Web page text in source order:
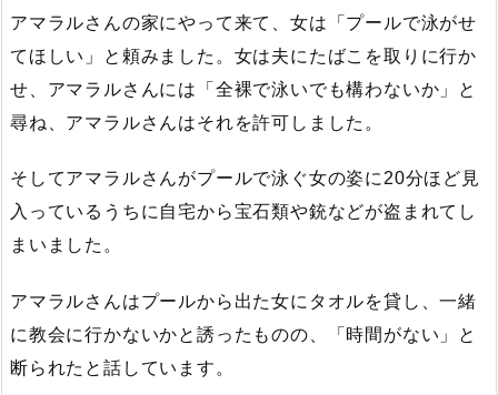
アマラルさんの家にやって来て、女は「プールで泳がせ
てほしい」と頼みました。女は夫にたばこを取りに行か
せ、アマラルさんには「全裸で泳いでも構わないか」と
尋ね、アマラルさんはそれを許可しました。
そしてアマラルさんがプールで泳ぐ女の姿に20分ほど見
入っているうちに自宅から宝石類や銃などが盗まれてし
まいました。
アマラルさんはプールから出た女にタオルを貸し、一緒
に教会に行かないかと誘ったものの、「時間がない」と
断られたと話しています。